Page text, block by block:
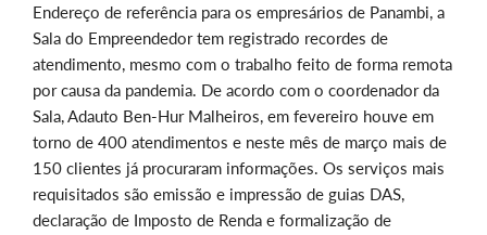
Endereço de referência para os empresários de Panambi, a
Sala do Empreendedor tem registrado recordes de
atendimento, mesmo com o trabalho feito de forma remota
por causa da pandemia. De acordo com o coordenador da
Sala, Adauto Ben-Hur Malheiros, em fevereiro houve em
torno de 400 atendimentos e neste mês de março mais de
150 clientes já procuraram informações. Os serviços mais
requisitados são emissão e impressão de guias DAS,
declaração de Imposto de Renda e formalização de